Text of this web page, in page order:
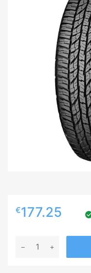
€177.25
YOKOHAMA